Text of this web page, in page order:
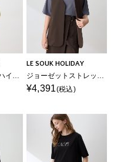
LE SOUK HOLIDAY
¥4,391(税込)